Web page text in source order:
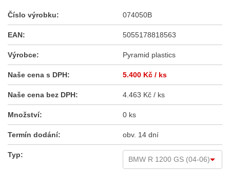
Číslo výrobku: 074050B
EAN: 5055178818563
Výrobce: Pyramid plastics
Naše cena s DPH: 5.400 Kč / ks
Naše cena bez DPH: 4.463 Kč / ks
Množství: 0 ks
Termín dodání: obv. 14 dní
Typ: